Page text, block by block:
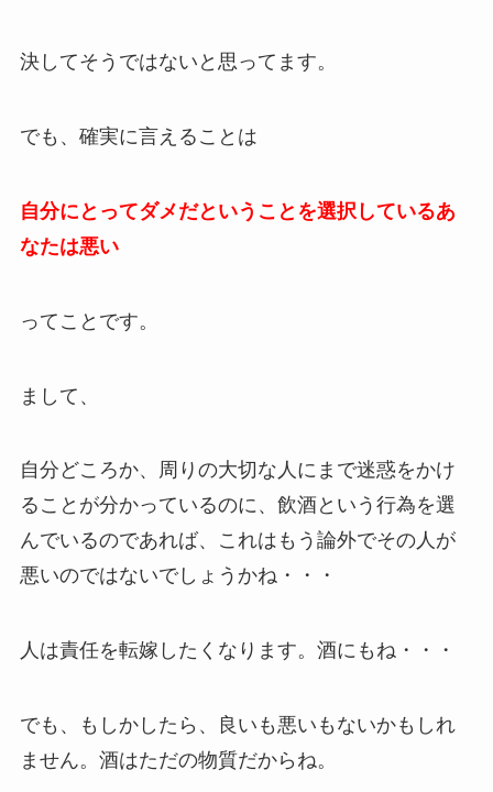
決してそうではないと思ってます。
でも、確実に言えることは
自分にとってダメだということを選択しているあ
なたは悪い
ってことです。
まして、
自分どころか、周りの大切な人にまで迷惑をかけ
ることが分かっているのに、飲酒という行為を選
んでいるのであれば、これはもう論外でその人が
悪いのではないでしょうかね・・・
人は責任を転嫁したくなります。酒にもね・・・
でも、もしかしたら、良いも悪いもないかもしれ
ません。酒はただの物質だからね。